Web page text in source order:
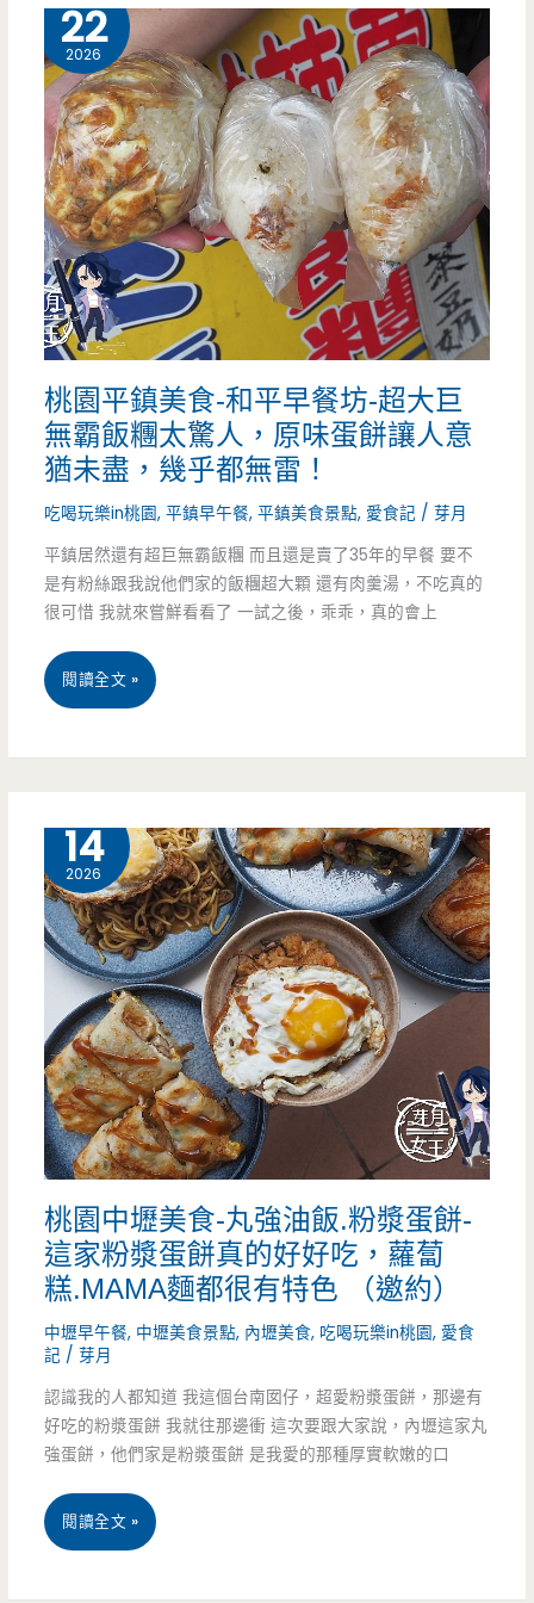
卷
米
粉
鍋
新
鮮
好
吃
耶
~
（邀
22
2026
桃園平鎮美食-和平早餐坊-超大巨
無霸飯糰太驚人，原味蛋餅讓人意
猶未盡，幾乎都無雷！
吃喝玩樂in桃園,平鎮早午餐,平鎮美食景點, 愛食記 /芽月
平鎮居然還有超巨無霸飯糰 而且還是賣了35年的早餐 要不
是有粉絲跟我說他們家的飯糰超大顆 還有肉羹湯，不吃真的
很可惜 我就來嘗鮮看看了 一試之後，乖乖，真的會上
桃
美
食-
和
早
餐
坊-
超
大
巨
霸
飯
糰
太
閱讀全文 »
14
2026
桃園中壢美食-丸強油飯.粉漿蛋餅-
這家粉漿蛋餅真的好好吃，蘿蔔
糕.MAMA麵都很有特色 （邀約）
中壢早午餐, 中壢美食景點, 內壢美食, 吃喝玩樂in桃園, 愛食
記 /芽月
認識我的人都知道 我這個台南囡仔，超愛粉漿蛋餅，那邊有
好吃的粉漿蛋餅 我就往那邊衝 這次要跟大家說，內壢這家丸
強蛋餅，他們家是粉漿蛋餅 是我愛的那種厚實軟嫩的口
桃
閱讀全文 »